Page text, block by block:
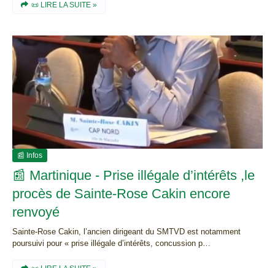
📜 LIRE LA SUITE »
📰 Infos
📰 Martinique - Prise illégale d’intérêts ,le
procès de Sainte-Rose Cakin encore
renvoyé
Sainte-Rose Cakin, l’ancien dirigeant du SMTVD est notamment
poursuivi pour « prise illégale d’intérêts, concussion p…